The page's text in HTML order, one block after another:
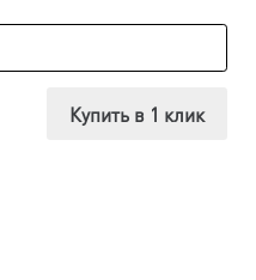
Купить в 1 клик